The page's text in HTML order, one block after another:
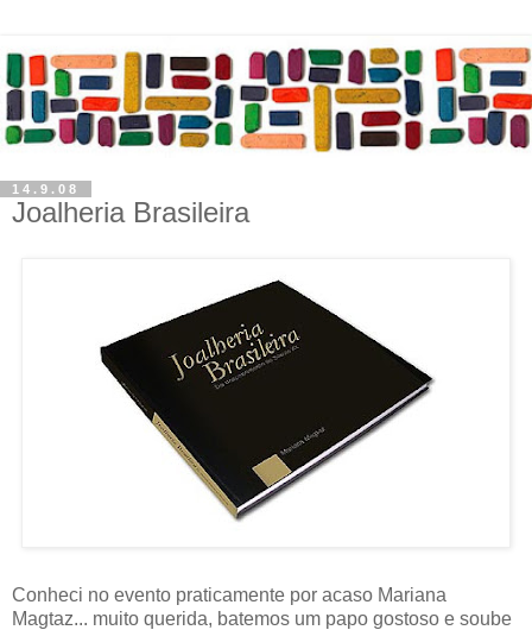
14.9.08
Joalheria Brasileira
Conheci no evento praticamente por acaso Mariana
Magtaz... muito querida, batemos um papo gostoso e soube